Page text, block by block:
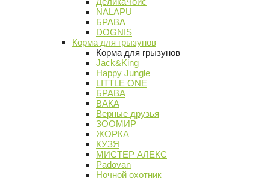
NALAPU
БРАВА
DOGNIS
Корма для грызунов
Корма для грызунов
Jack&King
Happy Jungle
LITTLE ONE
БРАВА
ВАКА
Верные друзья
ЗООМИР
ЖОРКА
КУЗЯ
МИСТЕР АЛЕКС
Padovan
Ночной охотник